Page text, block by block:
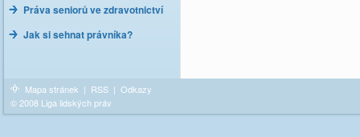
Práva seniorů ve zdravotnictví
Jak si sehnat právníka?
Mapa stránek | RSS | Odkazy
© 2008 Liga lidských práv